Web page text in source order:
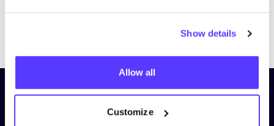
Show details
Allow all
Customize
Previous
¡Suscríbete a nuestro boletín
y mantente informado!